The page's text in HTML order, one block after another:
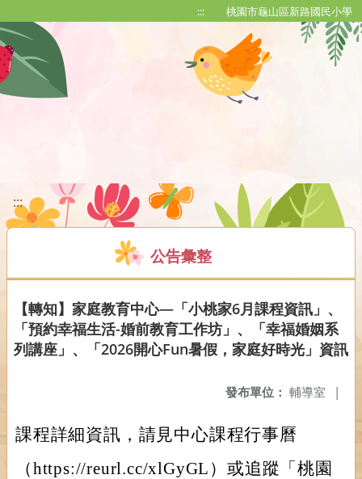
::: 桃園市龜山區新路國民小學
:::
公告彙整
【轉知】家庭教育中心—「小桃家6月課程資訊」、
「預約幸福生活-婚前教育工作坊」、「幸福婚姻系
列講座」、「2026開心Fun暑假，家庭好時光」資訊
發布單位： 輔導室 |
課程詳細資訊，請見中心課程行事曆
（https://reurl.cc/xlGyGL）或追蹤「桃園